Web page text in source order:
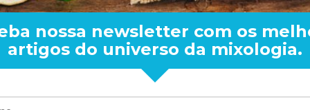
nossa newsletter com os
artigos do universo da mixologia.